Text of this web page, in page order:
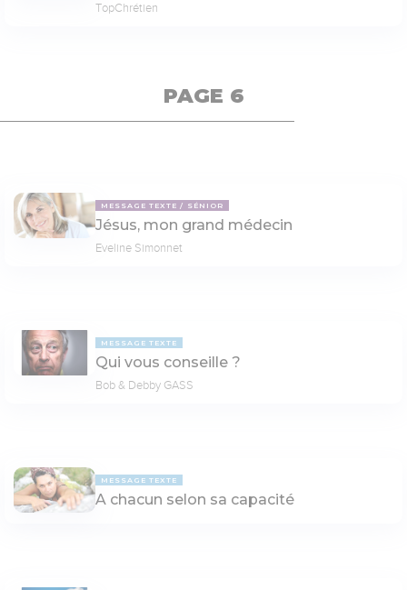
TopChrétien
PAGE 6
MESSAGE TEXTE SÉNIOR
Jésus, mon grand médecin
Eveline Simonnet
MESSAGE TEXTE
Qui vous conseille ?
Bob & Debby GASS
MESSAGE TEXTE
A chacun selon sa capacité